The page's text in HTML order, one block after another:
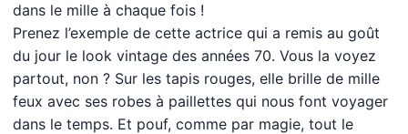
dans le mille à chaque fois !
Prenez l’exemple de cette actrice qui a remis au goût
du jour le look vintage des années 70. Vous la voyez
partout, non ? Sur les tapis rouges, elle brille de mille
feux avec ses robes à paillettes qui nous font voyager
dans le temps. Et pouf, comme par magie, tout le